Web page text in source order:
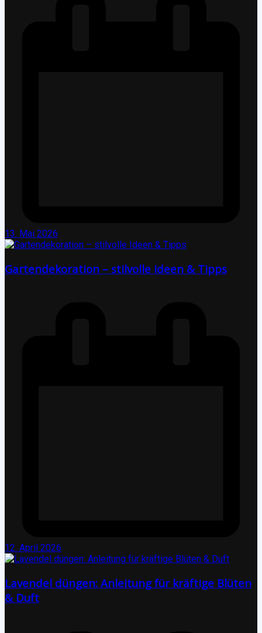
13. Mai 2026
Gartendekoration – stilvolle Ideen & Tipps
12. April 2026
Lavendel düngen: Anleitung für kräftige Blüten
& Duft